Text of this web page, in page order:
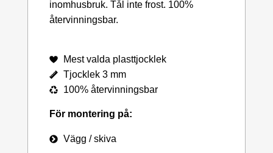
inomhusbruk. Tål inte frost. 100%
återvinningsbar.
Mest valda plasttjocklek
Tjocklek 3 mm
100% återvinningsbar
För montering på:
Vägg / skiva